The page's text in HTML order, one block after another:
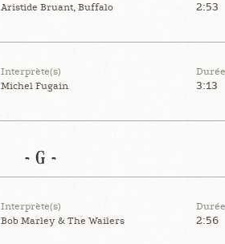
Aristide Bruant, Buffalo
2:53
Interprète(s)
Michel Fugain
Durée
3:13
- G -
Interprète(s)
Bob Marley & The Wailers
Durée
2:56